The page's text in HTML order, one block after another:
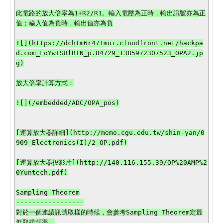
此電路的放大倍率為1+R2/R1。輸入電壓為正時，輸出訊號亦為正
值；輸入值為負時，輸出值亦為負
![](https://dchtm6r471mui.cloudfront.net/hackpa
d.com_FoYwIS8lBIN_p.84729_1385972307523_OPA2.jp
g)
放大倍率計算方式：
![](/embedded/ADC/OPA_pos)
[運算放大器詳細](http://memo.cgu.edu.tw/shin-yan/0
909_Electronics(I)/2_OP.pdf)
[運算放大器投影片](http://140.116.155.39/OP%20AMP%2
0Yuntech.pdf)
Sampling Theorem
-----------------
對於一個連續訊號取樣的時候，會參考Sampling Theorem定最